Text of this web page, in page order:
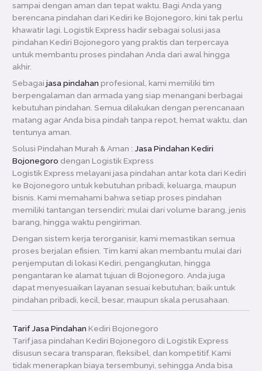
sampai dengan aman dan tepat waktu. Bagi Anda yang
berencana pindahan dari Kediri ke Bojonegoro, kini tak perlu
khawatir lagi. Logistik Express hadir sebagai solusi jasa
pindahan Kediri Bojonegoro yang praktis dan terpercaya
untuk membantu proses pindahan Anda dari awal hingga
akhir.
Sebagaijasa pindahan profesional, kami memiliki tim
berpengalaman dan armada yang siap menangani berbagai
kebutuhan pindahan. Semua dilakukan dengan perencanaan
matang agar Anda bisa pindah tanpa repot, hemat waktu, dan
tentunya aman.
Solusi Pindahan Murah & Aman : Jasa Pindahan Kediri
Bojonegoro dengan Logistik Express
Logistik Express melayani jasa pindahan antar kota dari Kediri
ke Bojonegoro untuk kebutuhan pribadi, keluarga, maupun
bisnis. Kami memahami bahwa setiap proses pindahan
memiliki tantangan tersendiri; mulai dari volume barang, jenis
barang, hingga waktu pengiriman.
Dengan sistem kerja terorganisir, kami memastikan semua
proses berjalan efisien. Tim kami akan membantu mulai dari
penjemputan di lokasi Kediri, pengangkutan, hingga
pengantaran ke alamat tujuan di Bojonegoro. Anda juga
dapat menyesuaikan layanan sesuai kebutuhan; baik untuk
pindahan pribadi, kecil, besar, maupun skala perusahaan.
Tarif Jasa Pindahan Kediri Bojonegoro
Tarif jasa pindahan Kediri Bojonegoro di Logistik Express
disusun secara transparan, fleksibel, dan kompetitif. Kami
tidak menerapkan biaya tersembunyi, sehingga Anda bisa